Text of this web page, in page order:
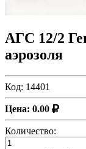
АГС 12/2
аэрозоля
Код: 14401
Цена: 0.00
Количество: